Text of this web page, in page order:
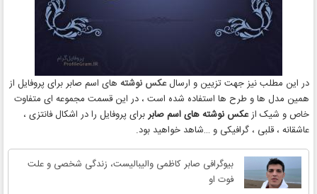
در این مطلب نیز جهت تزیین و ارسال عکس نوشته های اسم صابر برای پروفایل از
همین مدل ها و طرح ها استفاده شده است ، در این قسمت مجموعه ای متفاوت
خاص و شیک ازعکس نوشته های اسم صابر برای پروفایل را در اشکال فانتزی ،
عاشقانه ، قلبی ، گرافیکی و …شاهد خواهید بود.
بیوگرافی صابر کاظمی والیبالیست، زندگی شخصی و علت
فوت او